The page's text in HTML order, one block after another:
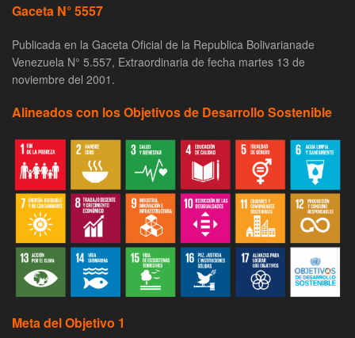
Gaceta N° 5557
Publicada en la Gaceta Oficial de la Republica Bolivarianade
Venezuela N° 5.557, Extraordinaria de fecha martes 13 de
noviembre del 2001.
Alineados con los Objetivos de Desarrollo Sostenible
Meta del Objetivo 1